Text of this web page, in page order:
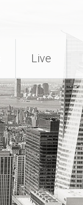
Live